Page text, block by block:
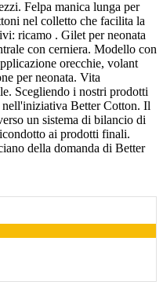
Felpa manica lunga per
nel colletto che facilita la
ricamo . Gilet per neonata
con cerniera. Modello con
orecchie, volant
per neonata. Vita
Scegliendo i nostri prodotti
Better Cotton. Il
un sistema di bilancio di
ai prodotti finali.
della domanda di Better